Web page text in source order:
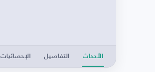
الأحداث التفاصيل الإحصائيات